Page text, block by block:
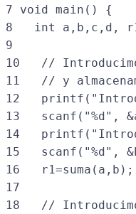
7 void main() {
8   int a,b,c,d,
9
10   //
11   // y
12
13   scanf("%d",
14
15   scanf("%d",
16   r1=suma(a,b);
17
18   //